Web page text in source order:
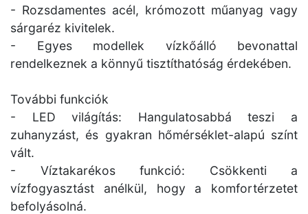
- Rozsdamentes acél, krómozott műanyag vagy
sárgaréz kivitelek.
- Egyes modellek vízkőálló bevonattal
rendelkeznek a könnyű tisztíthatóság érdekében.
További funkciók
- LED világítás: Hangulatosabbá teszi a
zuhanyzást, és gyakran hőmérséklet-alapú színt
vált.
- Víztakarékos funkció: Csökkenti a
vízfogyasztást anélkül, hogy a komfortérzetet
befolyásolná.